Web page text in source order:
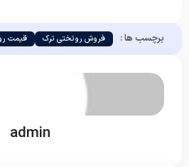
برچسب ها : فروش روتختی ترک قیمت
admin